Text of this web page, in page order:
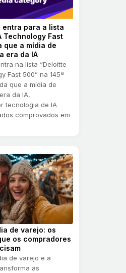
entra para a lista
Technology Fast
que a mídia de
era da IA
na lista “Deloitte
Fast 500” na 145ª
que a mídia de
da IA,
tecnologia de IA
comprovados em
de varejo: os
os compradores
de varejo e a
as